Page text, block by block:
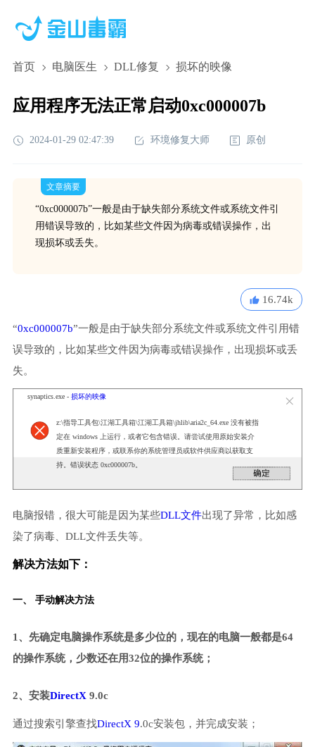
首页 电脑医生 DLL修复 损坏的映像
应用程序无法正常启动0xc000007b
2024-01-29 02:47:39 环境修复大师 原创
文章摘要
“0xc000007b”一般是由于缺失部分系统文件或系统文件引
用错误导致的，比如某些文件因为病毒或错误操作，出
现损坏或丢失。
16.74k
“0xc000007b”一般是由于缺失部分系统文件或系统文件引用错
误导致的，比如某些文件因为病毒或错误操作，出现损坏或丢
失。
synaptics.exe - 损坏的映像
z:\指导工具包\江湖工具箱\江湖工具箱\jhlib\aria2c_64.exe 没有被指
定在 windows 上运行，或者它包含错误。请尝试使用原始安装介
质重新安装程序，或联系你的系统管理员或软件供应商以获取支
持。错误状态 0xc000007b。
电脑报错，很大可能是因为某些DLL文件出现了异常，比如感
染了病毒、DLL文件丢失等。
解决方法如下：
一、 手动解决方法
1、先确定电脑操作系统是多少位的，现在的电脑一般都是64
的操作系统，少数还在用32位的操作系统；
2、安装DirectX 9.0c
通过搜索引擎查找DirectX 9.0c安装包，并完成安装；